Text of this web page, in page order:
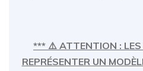
*** ⚠️ ATTENTION : LES
REPRÉSENTER UN